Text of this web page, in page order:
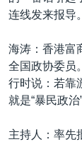
导
跳
转
到
检
印太
欧洲
非洲
全球议题
经济·金融·贸
科教·文娱·体
军事
环境
美中关系
白宫要闻
国会报道
美国建国250
VOA视频
VOA今日焦点
连线发来报导。
海涛：香港富
全国政协委员
行时说：若靠
就是“暴民政
主持人：率先